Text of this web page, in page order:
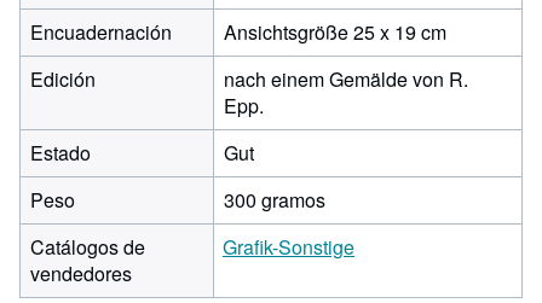
Encuadernación
Ansichtsgröße 25 x 19 cm
Edición
nach einem Gemälde von R.
Epp.
Estado
Gut
Peso
300 gramos
Catálogos de
vendedores
Grafik-Sonstige